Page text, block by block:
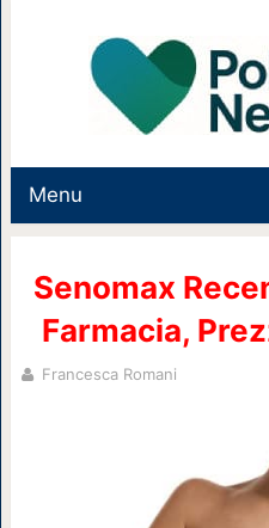
Menu
Senomax
Farmacia,
Francesca Romani